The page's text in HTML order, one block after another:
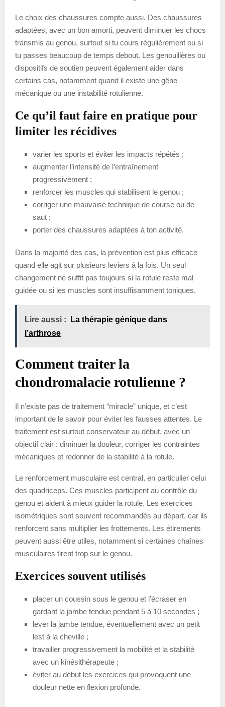
Le choix des chaussures compte aussi. Des chaussures
adaptées, avec un bon amorti, peuvent diminuer les chocs
transmis au genou, surtout si tu cours régulièrement ou si
tu passes beaucoup de temps debout. Les genouillères ou
dispositifs de soutien peuvent également aider dans
certains cas, notamment quand il existe une gêne
mécanique ou une instabilité rotulienne.
Ce qu’il faut faire en pratique pour
limiter les récidives
varier les sports et éviter les impacts répétés ;
augmenter l’intensité de l’entraînement
progressivement ;
renforcer les muscles qui stabilisent le genou ;
corriger une mauvaise technique de course ou de
saut ;
porter des chaussures adaptées à ton activité.
Dans la majorité des cas, la prévention est plus efficace
quand elle agit sur plusieurs leviers à la fois. Un seul
changement ne suffit pas toujours si la rotule reste mal
guidée ou si les muscles sont insuffisamment toniques.
Lire aussi :
La thérapie génique dans
l’arthrose
Comment traiter la
chondromalacie rotulienne ?
Il n’existe pas de traitement “miracle” unique, et c’est
important de le savoir pour éviter les fausses attentes. Le
traitement est surtout conservateur au début, avec un
objectif clair : diminuer la douleur, corriger les contraintes
mécaniques et redonner de la stabilité à la rotule.
Le renforcement musculaire est central, en particulier celui
des quadriceps. Ces muscles participent au contrôle du
genou et aident à mieux guider la rotule. Les exercices
isométriques sont souvent recommandés au départ, car ils
renforcent sans multiplier les frottements. Les étirements
peuvent aussi être utiles, notamment si certaines chaînes
musculaires tirent trop sur le genou.
Exercices souvent utilisés
placer un coussin sous le genou et l’écraser en
gardant la jambe tendue pendant 5 à 10 secondes ;
lever la jambe tendue, éventuellement avec un petit
lest à la cheville ;
travailler progressivement la mobilité et la stabilité
avec un kinésithérapeute ;
éviter au début les exercices qui provoquent une
douleur nette en flexion profonde.